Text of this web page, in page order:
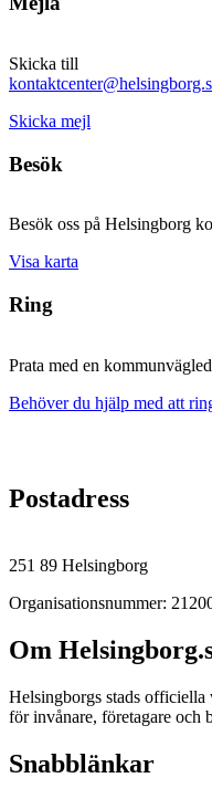
Skicka till
Skicka mejl
Besök
Besök oss på Helsingborg
Visa karta
Ring
Prata med en
Behöver du hjälp med att
Postadress
251 89 Helsingborg
Organisationsnummer:
Om
Helsingborgs stads officiella
för invånare, företagare och
Snabblänkar